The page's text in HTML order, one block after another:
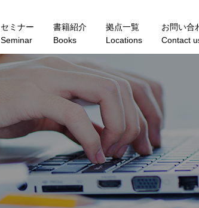
セミナー
Seminar
書籍紹介
Books
拠点一覧
Locations
お問い合
Contact